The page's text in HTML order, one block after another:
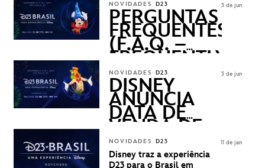
NOVIDADES D23
PERGUNTAS
FREQUENTES
(F.A.Q. –
FREQUENTLY
ASKED
QUESTIONS)
3 de jun
NOVIDADES D23
DISNEY
ANUNCIA
DATA DE
VENDA DE
INGRESSOS
PARA A D23
3 de jun
NOVIDADES D23
Disney traz a experiência
D23 para o Brasil em
11 de jan